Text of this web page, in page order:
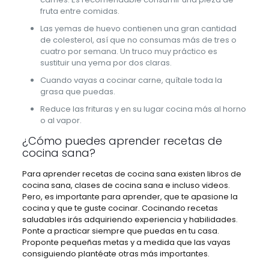
fruta entre comidas.
Las yemas de huevo contienen una gran cantidad
de colesterol, así que no consumas más de tres o
cuatro por semana. Un truco muy práctico es
sustituir una yema por dos claras.
Cuando vayas a cocinar carne, quítale toda la
grasa que puedas.
Reduce las frituras y en su lugar cocina más al horno
o al vapor.
¿Cómo puedes aprender recetas de
cocina sana?
Para aprender recetas de cocina sana existen libros de
cocina sana, clases de cocina sana e incluso videos.
Pero, es importante para aprender, que te apasione la
cocina y que te guste cocinar. Cocinando recetas
saludables irás adquiriendo experiencia y habilidades.
Ponte a practicar siempre que puedas en tu casa.
Proponte pequeñas metas y a medida que las vayas
consiguiendo plantéate otras más importantes.